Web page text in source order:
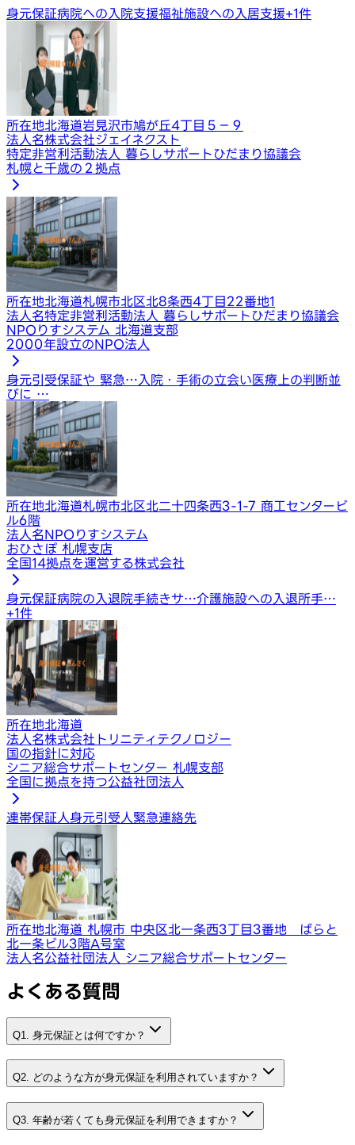
身元保証病院への入院支援福祉施設への入居支援+1件
所在地北海道岩見沢市鳩が丘4丁目５−９
法人名株式会社ジェイネクスト
特定非営利活動法人 暮らしサポートひだまり協議会
札幌と千歳の２拠点
所在地北海道札幌市北区北8条西4丁目22番地1
法人名特定非営利活動法人 暮らしサポートひだまり協議会
NPOりすシステム 北海道支部
2000年設立のNPO法人
身元引受保証や 緊急… 入院・手術の立会い医療上の判断並
びに …
所在地北海道札幌市北区北二十四条西3-1-7 商工センタービ
ル6階
法人名NPOりすシステム
おひさぽ 札幌支店
全国14拠点を運営する株式会社
身元保証病院の入退院手続きサ…介護施設への入退所手…
+1件
所在地北海道
法人名株式会社トリニティテクノロジー
国の指針に対応
シニア総合サポートセンター 札幌支部
全国に拠点を持つ公益社団法人
連帯保証人身元引受人緊急連絡先
所在地北海道 札幌市 中央区北一条西3丁目3番地 ばらと
北一条ビル3階A号室
法人名公益社団法人 シニア総合サポートセンター
よくある質問
Q1. 身元保証とは何ですか？
Q2. どのような方が身元保証を利用されていますか？
Q3. 年齢が若くても身元保証を利用できますか？